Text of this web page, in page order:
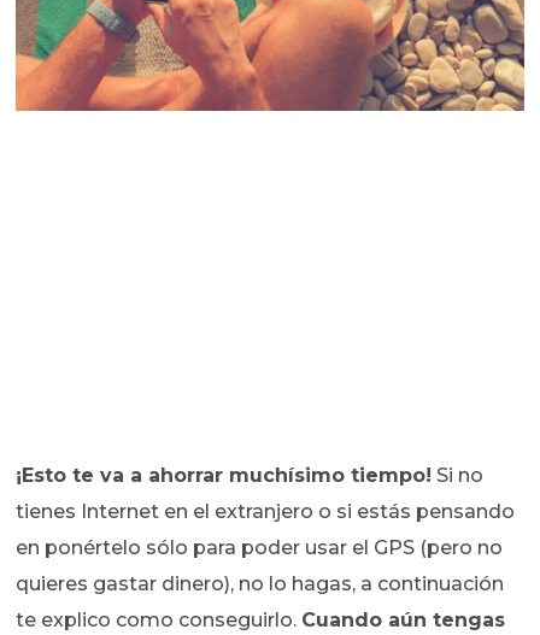
¡Esto te va a ahorrar muchísimo tiempo! Si no
tienes Internet en el extranjero o si estás pensando
en ponértelo sólo para poder usar el GPS (pero no
quieres gastar dinero), no lo hagas, a continuación
te explico como conseguirlo. Cuando aún tengas